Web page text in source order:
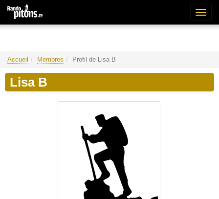
Accueil Membres Profil de Lisa B
Lisa B